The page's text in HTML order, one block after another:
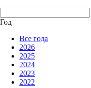
Год
Все года
2026
2025
2024
2023
2022